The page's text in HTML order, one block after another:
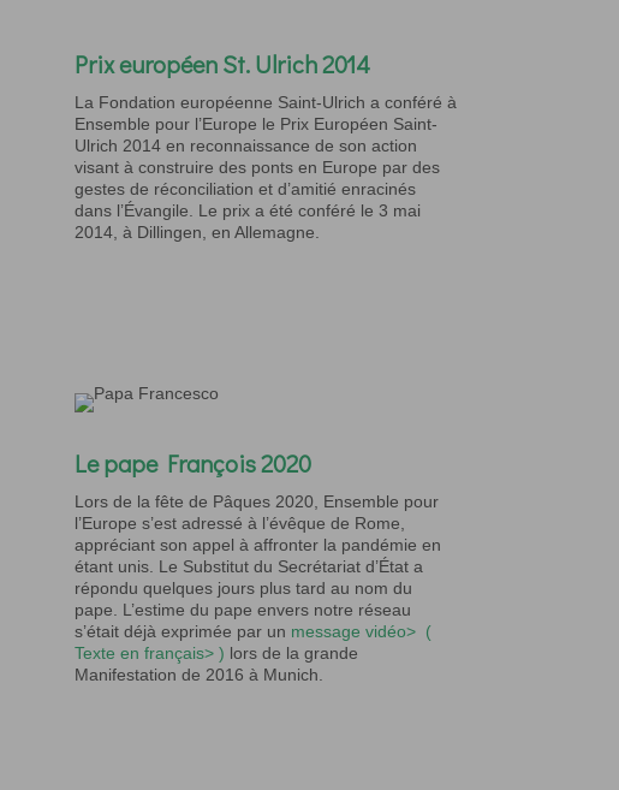
Prix européen St. Ulrich 2014
La Fondation européenne Saint-Ulrich a conféré à
Ensemble pour l’Europe le Prix Européen Saint-
Ulrich 2014 en reconnaissance de son action
visant à construire des ponts en Europe par des
gestes de réconciliation et d’amitié enracinés
dans l’Évangile. Le prix a été conféré le 3 mai
2014, à Dillingen, en Allemagne.
Le pape François 2020
Lors de la fête de Pâques 2020, Ensemble pour
l’Europe s’est adressé à l’évêque de Rome,
appréciant son appel à affronter la pandémie en
étant unis. Le Substitut du Secrétariat d’État a
répondu quelques jours plus tard au nom du
pape. L’estime du pape envers notre réseau
s’était déjà exprimée par un message vidéo> (
Texte en français> ) lors de la grande
Manifestation de 2016 à Munich.